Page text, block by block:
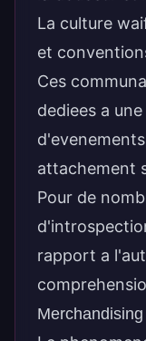
La culture
et
Ces
dediees a
attachement
Pour de
rapport a